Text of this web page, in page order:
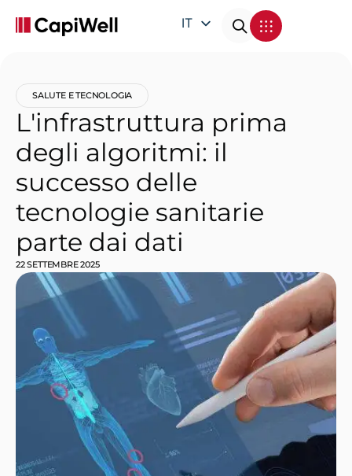
IT
SALUTE E TECNOLOGIA
L'infrastruttura prima
degli algoritmi: il
successo delle
tecnologie sanitarie
parte dai dati
22 SETTEMBRE 2025